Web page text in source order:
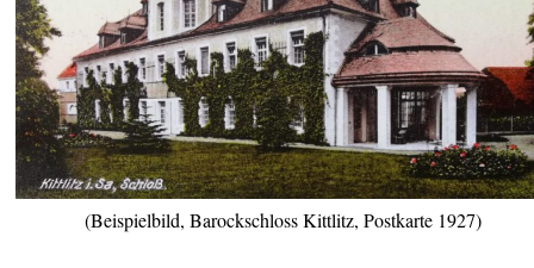
(Beispielbild, Barockschloss Kittlitz, Postkarte 1927)